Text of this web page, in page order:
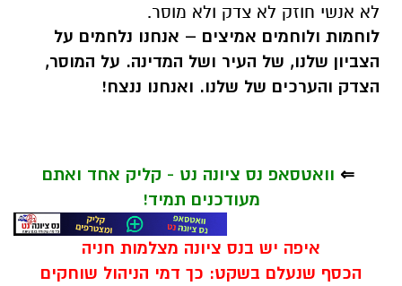
לא אנשי חוזק לא צדק ולא מוסר.
לוחמות ולוחמים אמיצים – אנחנו נלחמים על
הצביון שלנו, של העיר ושל המדינה. על המוסר,
הצדק והערכים של שלנו. ואנחנו ננצח!
⇐ וואטסאפ נס ציונה נט - קליק אחד ואתם
מעודכנים תמיד!
איפה יש בנס ציונה מצלמות חניה
הכסף שנעלם בשקט: כך דמי הניהול שוחקים